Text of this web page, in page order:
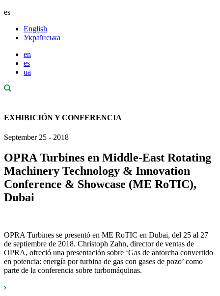
es
English
Українська
en
es
ua
EXHIBICIÓN Y CONFERENCIA
September 25 - 2018
OPRA Turbines en Middle-East Rotating
Machinery Technology & Innovation
Conference & Showcase (ME RoTIC),
Dubai
OPRA Turbines se presentó en ME RoTIC en Dubai, del 25 al 27
de septiembre de 2018. Christoph Zahn, director de ventas de
OPRA, ofreció una presentación sobre ‘Gas de antorcha convertido
en potencia: energía por turbina de gas con gases de pozo’ como
parte de la conferencia sobre turbomáquinas.